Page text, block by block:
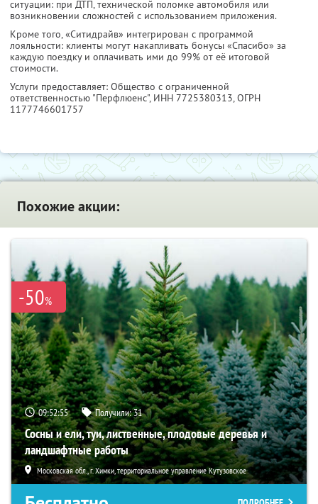
ситуации: при ДТП, технической поломке автомобиля или
возникновении сложностей с использованием приложения.
Кроме того, «Ситидрайв» интегрирован с программой
лояльности: клиенты могут накапливать бонусы «Спасибо» за
каждую поездку и оплачивать ими до 99% от её итоговой
стоимости.
Услуги предоставляет: Общество с ограниченной
ответственностью "Перфлюенс", ИНН 7725380313, ОГРН
1177746601757
Похожие акции:
-50%
09:52:54 Получили:31
Сосны и ели, туи, лиственные, плодовые деревья и
ландшафтные работы
Московская обл., г. Химки, территориальное управление Кутузовское